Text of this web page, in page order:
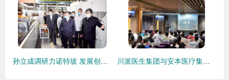
孙立成调研力诺特玻 发展创新助力市场拓展 川派医生集团与安本医疗集团强强联合 市场调研视角下的牵手成功